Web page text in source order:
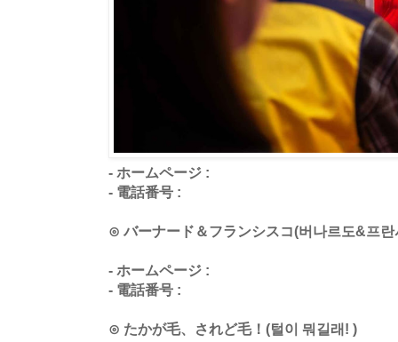
- ホームページ :
- 電話番号 :
⊙ バーナード＆フランシスコ(버나르도&프란
- ホームページ :
- 電話番号 :
⊙ たかが毛、されど毛！(털이 뭐길래! )